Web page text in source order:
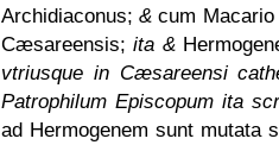
Archidiaconus;& cum
Cæsareensis;ita &
vtriusque in Cæsareensi
Patrophilum Episcopum ita
ad Hermogenem sunt mutata